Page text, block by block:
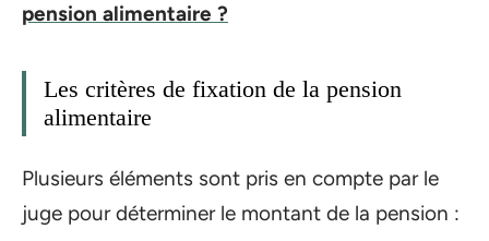
pension alimentaire ?
Les critères de fixation de la pension
alimentaire
Plusieurs éléments sont pris en compte par le
juge pour déterminer le montant de la pension :